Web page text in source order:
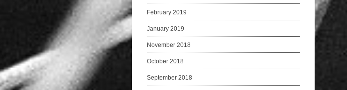
February 2019
January 2019
November 2018
October 2018
September 2018